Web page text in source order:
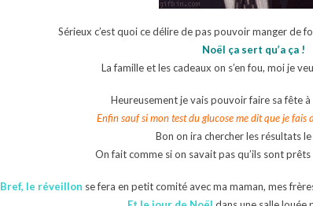
Sérieux c’est quoi ce délire de pas pouvoir manger de
Noël ça sert qu’a ça !
La famille et les cadeaux on s’en fou, moi je
Heureusement je vais pouvoir faire sa fête
Enfin sauf si mon test du glucose me dit que je fais
Bon on ira chercher les résultats
On fait comme si on savait pas qu’ils sont prêts
Bref, le réveillon se fera en petit comité avec ma maman, mes